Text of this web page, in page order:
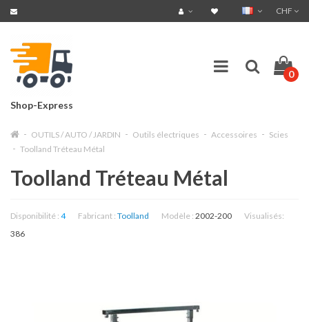
CHF
Shop-Express
0
OUTILS / AUTO / JARDIN Outils électriques Accessoires
Scies
Toolland Tréteau Métal
Toolland Tréteau Métal
Disponibilité : 4 Fabricant : Toolland Modèle : 2002-200
Visualisés:
386